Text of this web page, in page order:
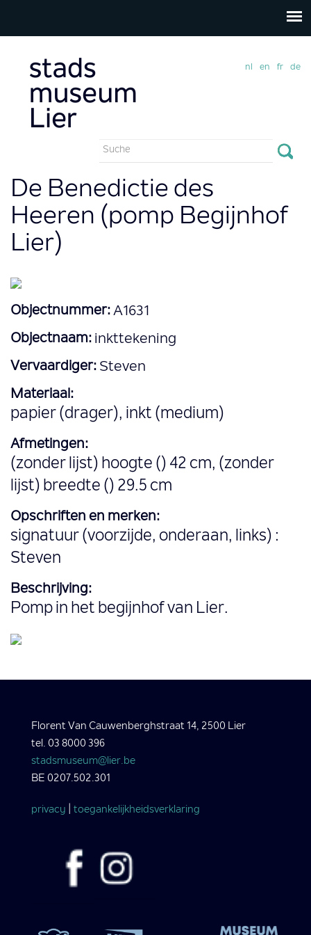
Suchformular
nl en fr de
De Benedictie des
Heeren (pomp Begijnhof
Lier)
Objectnummer: A1631
Objectnaam: inkttekening
Vervaardiger: Steven
Materiaal:
papier (drager), inkt (medium)
Afmetingen:
(zonder lijst) hoogte () 42 cm, (zonder
lijst) breedte () 29.5 cm
Opschriften en merken:
signatuur (voorzijde, onderaan, links) :
Steven
Beschrijving:
Pomp in het begijnhof van Lier.
Florent Van Cauwenberghstraat 14, 2500 Lier
tel. 03 8000 396
stadsmuseum@lier.be
BE 0207.502.301
privacy toegankelijkheidsverklaring